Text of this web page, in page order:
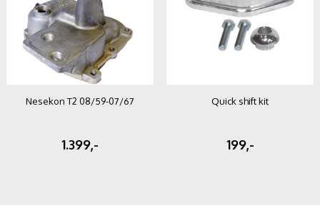
Nesekon T2 08/59-07/67
1.399,-
Quick shift kit
199,-